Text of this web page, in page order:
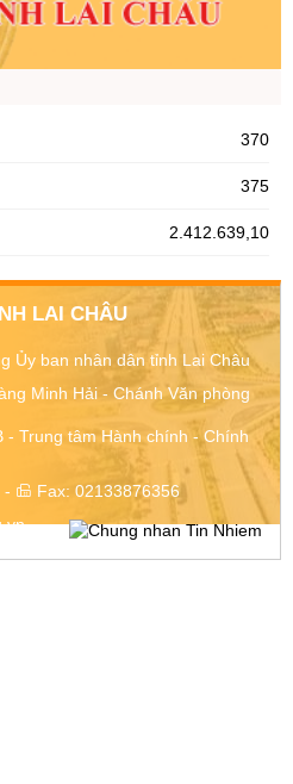
370
375
2.412.639,10
LAI CHÂU
Ủy ban nhân dân tỉnh Lai Châu
Minh Hải - Chánh Văn phòng
- Trung tâm Hành chính - Chính
- Fax: 02133876356